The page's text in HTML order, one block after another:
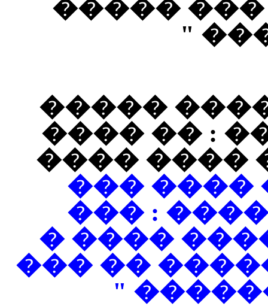
����
����
��� ���
���� ���
�� ����
��������
��������
��� :